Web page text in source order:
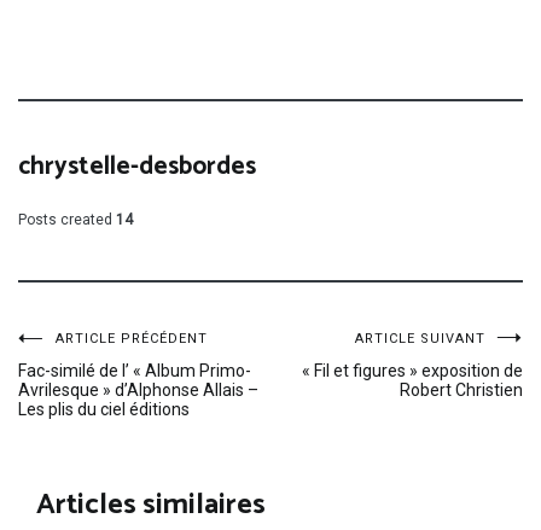
chrystelle-desbordes
Posts created 14
Navigation
de
l’article
ARTICLE PRÉCÉDENT
Fac-similé de l’ « Album Primo-
Avrilesque » d’Alphonse Allais –
Les plis du ciel éditions
ARTICLE SUIVANT
« Fil et figures » exposition de
Robert Christien
Articles similaires